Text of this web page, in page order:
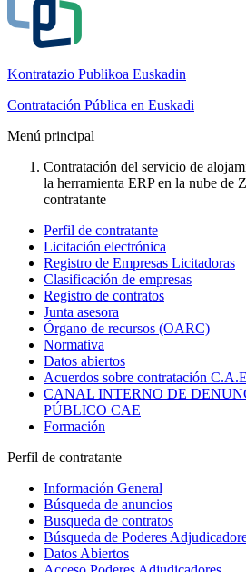
Kontratazio Publikoa Euskadin
Contratación Pública en Euskadi
Menú principal
Contratación del servicio de
la herramienta ERP en la nube de
contratante
Perfil de contratante
Licitación electrónica
Registro de Empresas Licitadoras
Clasificación de empresas
Registro de contratos
Junta asesora
Órgano de recursos (OARC)
Normativa
Datos abiertos
Acuerdos sobre contratación
CANAL INTERNO DE
PÚBLICO CAE
Formación
Perfil de contratante
Información General
Búsqueda de anuncios
Busqueda de contratos
Búsqueda de Poderes
Datos Abiertos